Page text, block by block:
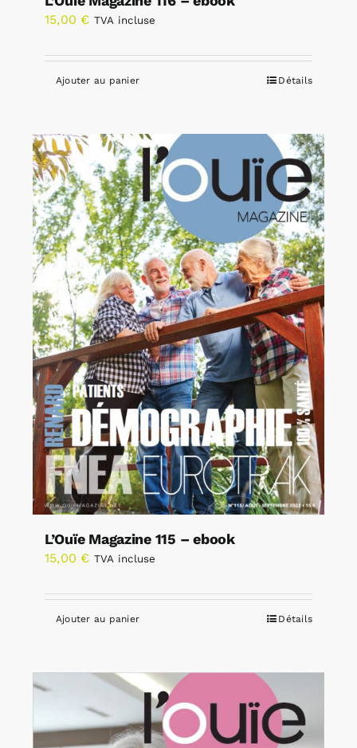
15,00 € TVA incluse
Ajouter au panier Détails
L’Ouïe Magazine 115 – ebook
15,00 € TVA incluse
Ajouter au panier Détails